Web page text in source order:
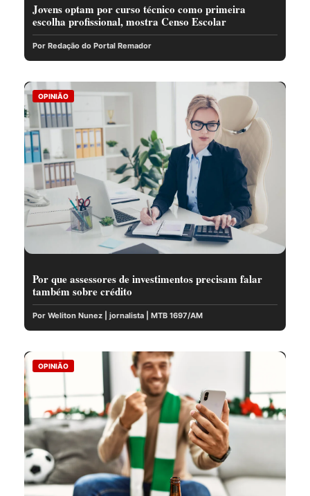
Jovens optam por curso técnico como primeira
escolha profissional, mostra Censo Escolar
Por Redação do Portal Remador
OPINIÃO
Por que assessores de investimentos precisam falar
também sobre crédito
Por Weliton Nunez | jornalista | MTB 1697/AM
OPINIÃO